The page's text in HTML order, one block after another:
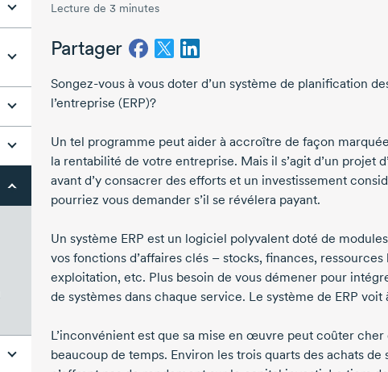
Lecture de 3 minutes
Partager
Songez-vous à vous doter d’un système de planification
l’entreprise (ERP)?
Un tel programme peut aider à accroître de façon
la rentabilité de votre entreprise. Mais il s’agit d’un projet
avant d’y consacrer des efforts et un investissement
pourriez vous demander s’il se révélera payant.
Un système ERP est un logiciel polyvalent doté de
vos fonctions d’affaires clés – stocks, finances, ressources
exploitation, etc. Plus besoin de vous démener pour
de systèmes dans chaque service. Le système de ERP voit
L’inconvénient est que sa mise en œuvre peut coûter
beaucoup de temps. Environ les trois quarts des achats de